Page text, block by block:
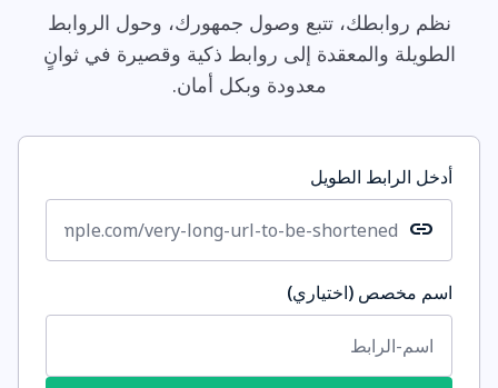
نظم روابطك، تتبع وصول جمهورك، وحول الروابط
الطويلة والمعقدة إلى روابط ذكية وقصيرة في ثوانٍ
معدودة وبكل أمان.
أدخل الرابط الطويل
link
اسم مخصص (اختياري)